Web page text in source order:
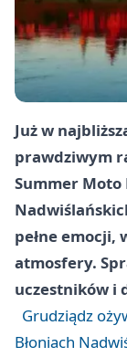
Już w
prawdziwym
Summer Moto
pełne
atmosfery.
uczestników i
Grudziądz
Błoniach